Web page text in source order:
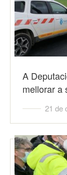
A
mellorar a
21 de